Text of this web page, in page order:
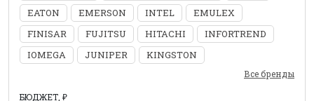
EATON
EMERSON INTEL
EMULEX
FINISAR
FUJITSU HITACHI
INFORTREND
IOMEGA
JUNIPER KINGSTON
Все бренды
БЮДЖЕТ, ₽